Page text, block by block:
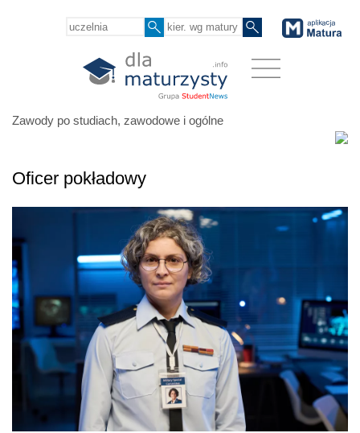
Zawody po studiach, zawodowe i ogólne
Oficer pokładowy